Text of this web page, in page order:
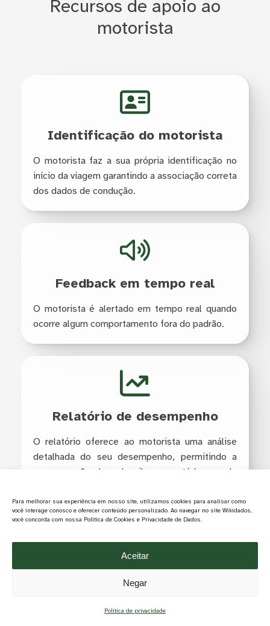
Para melhorar sua experiência em nosso site, utilizamos cookies para analisar como
você interage conosco e oferecer conteúdo personalizado. Ao navegar no site Wikidados,
você concorda com nossa Política de Cookies e Privacidade de Dados.
Aceitar
Negar
Política de privacidade
Recursos de apoio ao
motorista
Identificação do motorista
O motorista faz a sua própria identificação no
início da viagem garantindo a associação correta
dos dados de condução.
Feedback em tempo real
O motorista é alertado em tempo real quando
ocorre algum comportamento fora do padrão.
Relatório de desempenho
O relatório oferece ao motorista uma análise
detalhada do seu desempenho, permitindo a
compreensão clara daquilo que está bom e do
Ranking de motoristas